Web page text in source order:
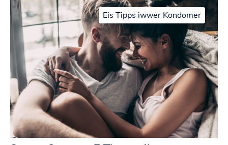
Eis Tipps iwwer Kondomer